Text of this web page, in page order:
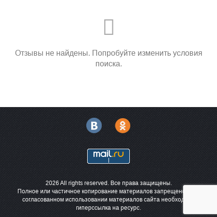
Отзывы не найдены. Попробуйте изменить условия
поиска.
2026 All rights reserved. Все права защищены.
Полное или частичное копирование материалов запрещено. При
согласованном использовании материалов сайта необходима
гиперссылка на ресурс.